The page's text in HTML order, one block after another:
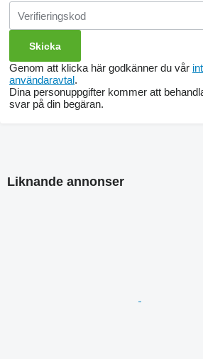
Genom att klicka här godkänner du vår
användaravtal.
Dina personuppgifter kommer att
svar på din begäran.
Liknande annonser